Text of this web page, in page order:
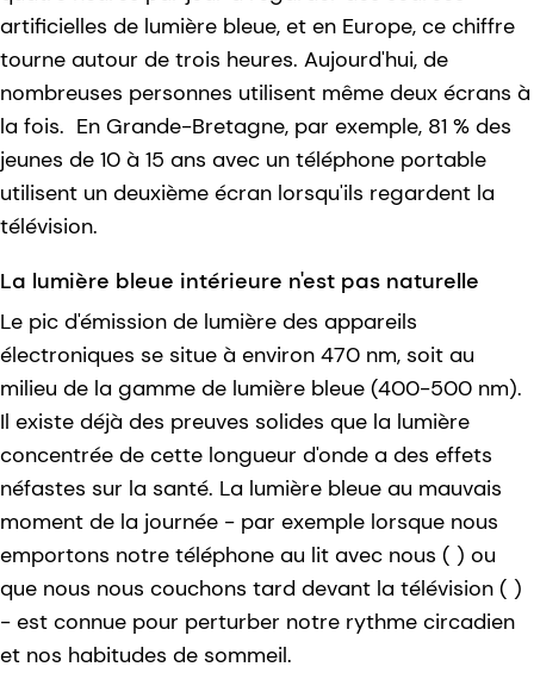
artificielles de lumière bleue, et en Europe, ce chiffre
tourne autour de trois heures. Aujourd'hui, de
nombreuses personnes utilisent même deux écrans à
la fois. En Grande-Bretagne, par exemple, 81 % des
jeunes de 10 à 15 ans avec un téléphone portable
utilisent un deuxième écran lorsqu'ils regardent la
télévision.
La lumière bleue intérieure n'est pas naturelle
Le pic d'émission de lumière des appareils
électroniques se situe à environ 470 nm, soit au
milieu de la gamme de lumière bleue (400-500 nm).
Il existe déjà des preuves solides que la lumière
concentrée de cette longueur d'onde a des effets
néfastes sur la santé. La lumière bleue au mauvais
moment de la journée - par exemple lorsque nous
emportons notre téléphone au lit avec nous ( ) ou
que nous nous couchons tard devant la télévision ( )
- est connue pour perturber notre rythme circadien
et nos habitudes de sommeil.